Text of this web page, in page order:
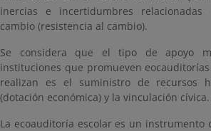
inercias e incertidumbres
cambio (resistencia al cambio).
Se considera que el tipo de apoyo
instituciones que promueven
realizan es el suministro de recursos
(dotación económica) y la vinculación cívica.
La ecoauditoría escolar es un instrumento